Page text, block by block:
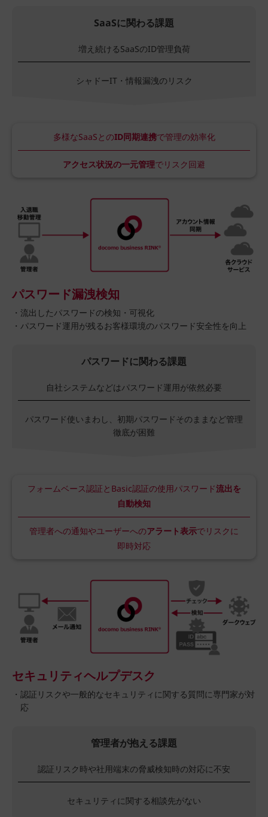
SaaSに関わる課題
増え続けるSaaSのID管理負荷
シャドーIT・情報漏洩のリスク
多様なSaaSとのID同期連携で管理の効率化
アクセス状況の一元管理でリスク回避
パスワード漏洩検知
・流出したパスワードの検知・可視化
・パスワード運用が残るお客様環境のパスワード安全性を向上
パスワードに関わる課題
自社システムなどはパスワード運用が依然必要
パスワード使いまわし、初期パスワードそのままなど管理
徹底が困難
フォームベース認証とBasic認証の使用パスワード流出を
自動検知
管理者への通知やユーザーへのアラート表示でリスクに
即時対応
セキュリティヘルプデスク
・認証リスクや一般的なセキュリティに関する質問に専門家が対
応
管理者が抱える課題
認証リスク時や社用端末の脅威検知時の対応に不安
セキュリティに関する相談先がない